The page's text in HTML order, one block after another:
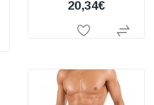
20,34€